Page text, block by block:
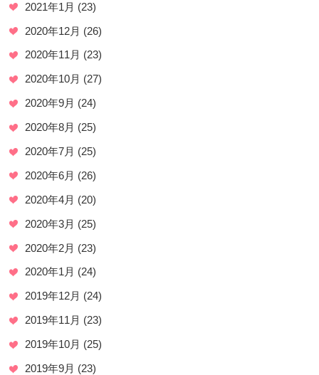
2021年1月 (23)
2020年12月 (26)
2020年11月 (23)
2020年10月 (27)
2020年9月 (24)
2020年8月 (25)
2020年7月 (25)
2020年6月 (26)
2020年4月 (20)
2020年3月 (25)
2020年2月 (23)
2020年1月 (24)
2019年12月 (24)
2019年11月 (23)
2019年10月 (25)
2019年9月 (23)